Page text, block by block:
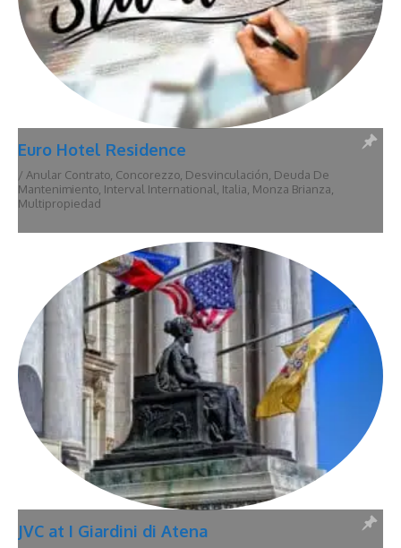
Euro Hotel Residence
/ Anular Contrato, Concorezzo, Desvinculación, Deuda De
Mantenimiento, Interval International, Italia, Monza Brianza,
Multipropiedad
JVC at I Giardini di Atena